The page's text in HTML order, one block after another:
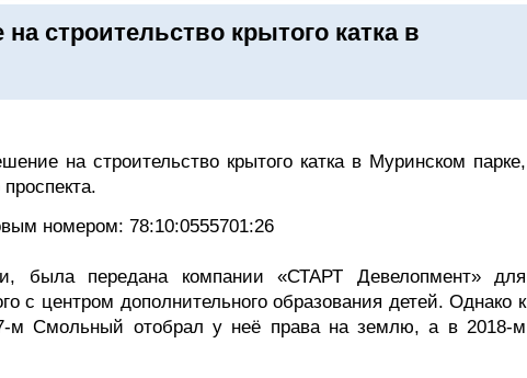
строительство крытого катка в
на строительство крытого катка в Муринском парке,
номером: 78:10:0555701:26
была передана компании «СТАРТ Девелопмент» для
с центром дополнительного образования детей. Однако к
м Смольный отобрал у неё права на землю, а в 2018-м